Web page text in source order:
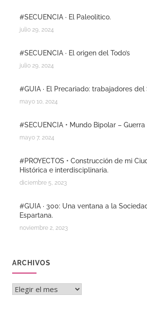
#SECUENCIA · El Paleolitico.
julio 29, 2024
#SECUENCIA · El origen del Todo’s
julio 29, 2024
#GUIA · El Precariado: trabajadores del
mayo 10, 2024
#SECUENCIA • Mundo Bipolar – Guerra
mayo 7, 2024
#PROYECTOS • Construcción de mi
Histórica e interdisciplinaria.
diciembre 5, 2023
#GUIA · 300: Una ventana a la
Espartana.
noviembre 2, 2023
ARCHIVOS
Archivos